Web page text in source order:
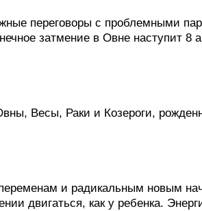
переговоры с проблемными
затмение в Овне наступит 8
Весы, Раки и Козероги,
и радикальным новым
двигаться, как у ребенка.